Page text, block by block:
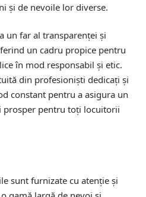
și de nevoile lor diverse.
un far al transparenței și
un cadru propice pentru
în mod responsabil și etic.
din profesioniști dedicați și
constant pentru a asigura un
prosper pentru toți locuitorii
sunt furnizate cu atenție și